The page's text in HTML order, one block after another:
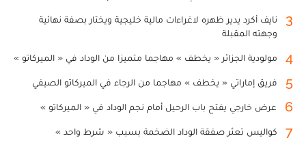
3
نايف أكرد يدير ظهره لاغراءات مالية خليجية ويختار بصفة نهائية
وجهته المقبلة
4 مولودية الجزائر « يخطف » مهاجما متميزا من الوداد في « الميركاتو »
5 فريق إماراتي « يخطف » مهاجما من الرجاء في الميركاتو الصيفي
6 عرض خارجي يفتح باب الرحيل أمام نجم الوداد في « الميركاتو »
7 كواليس تعثر صفقة الوداد الضخمة بسبب « شرط واحد »